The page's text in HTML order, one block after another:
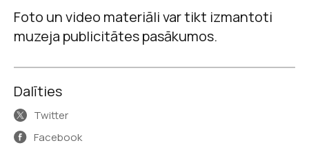
Foto un video materiāli var tikt izmantoti
muzeja publicitātes pasākumos.
Dalīties
Twitter
Facebook